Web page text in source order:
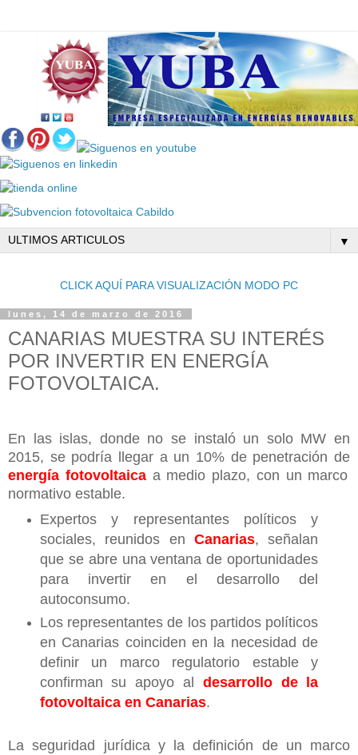
▼
CLICK AQUÍ PARA VISUALIZACIÓN MODO PC
lunes, 14 de marzo de 2016
CANARIAS MUESTRA SU INTERÉS
POR INVERTIR EN ENERGÍA
FOTOVOLTAICA.
En las islas, donde no se instaló un solo MW en
2015, se podría llegar a un 10% de penetración de
energía fotovoltaica a medio plazo, con un marco
normativo estable.
Expertos y representantes políticos y
sociales, reunidos en Canarias, señalan
que se abre una ventana de oportunidades
para invertir en el desarrollo del
autoconsumo.
Los representantes de los partidos políticos
en Canarias coinciden en la necesidad de
definir un marco regulatorio estable y
confirman su apoyo al desarrollo de la
fotovoltaica en Canarias.
La seguridad jurídica y la definición de un marco